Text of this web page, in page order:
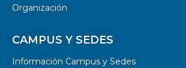
Organización
CAMPUS Y SEDES
Información Campus y Sedes